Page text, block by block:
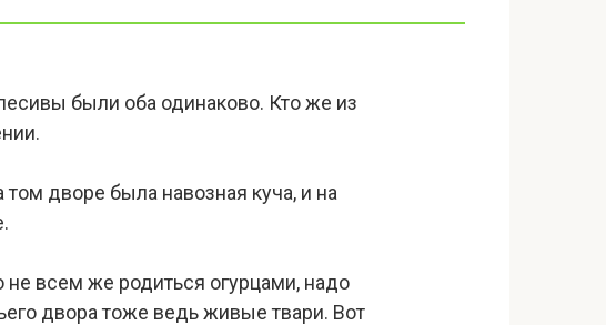
были оба одинаково. Кто же из
дворе была навозная куча, и на
всем же родиться огурцами, надо
двора тоже ведь живые твари. Вот